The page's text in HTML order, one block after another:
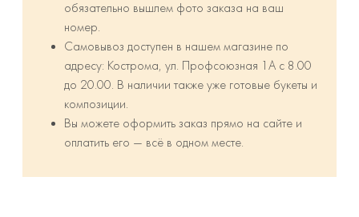
обязательно вышлем фото заказа на ваш
номер.
Самовывоз доступен в нашем магазине по
адресу: Кострома, ул. Профсоюзная 1А с 8.00
до 20.00. В наличии также уже готовые букеты и
композиции.
Вы можете оформить заказ прямо на сайте и
оплатить его — всё в одном месте.